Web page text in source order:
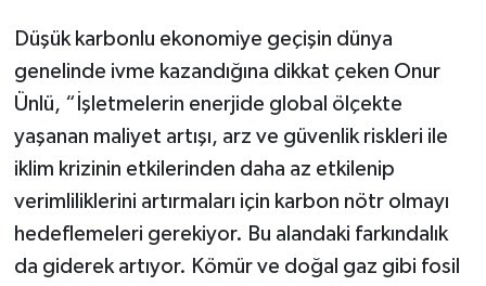
Düşük karbonlu ekonomiye geçişin dünya
genelinde ivme kazandığına dikkat çeken Onur
Ünlü, “İşletmelerin enerjide global ölçekte
yaşanan maliyet artışı, arz ve güvenlik riskleri ile
iklim krizinin etkilerinden daha az etkilenip
verimliliklerini artırmaları için karbon nötr olmayı
hedeflemeleri gerekiyor. Bu alandaki farkındalık
da giderek artıyor. Kömür ve doğal gaz gibi fosil